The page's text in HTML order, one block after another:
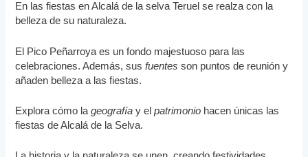
En las fiestas en Alcalá de la selva Teruel se realza con la
belleza de su naturaleza.
El Pico Peñarroya es un fondo majestuoso para las
celebraciones. Además, susfuentes son puntos de reunión y
añaden belleza a las fiestas.
Explora cómo lageografía y elpatrimonio hacen únicas las
fiestas de Alcalá de la Selva.